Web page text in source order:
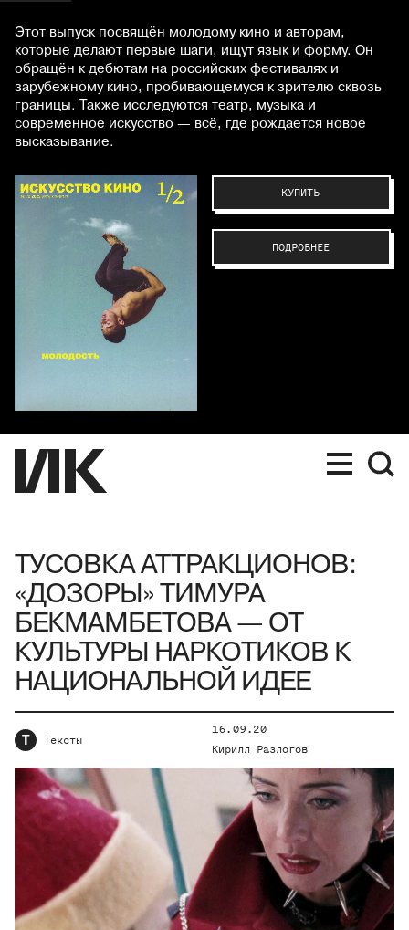
Этот выпуск посвящён молодому кино и авторам,
которые делают первые шаги, ищут язык и форму. Он
обращён к дебютам на российских фестивалях и
зарубежному кино, пробивающемуся к зрителю сквозь
границы. Также исследуются театр, музыка и
современное искусство — всё, где рождается новое
высказывание.
КУПИТЬ
ПОДРОБНЕЕ
ТУСОВКА АТТРАКЦИОНОВ:
«ДОЗОРЫ» ТИМУРА
БЕКМАМБЕТОВА — ОТ
КУЛЬТУРЫ НАРКОТИКОВ К
НАЦИОНАЛЬНОЙ ИДЕЕ
Т Тексты
16.09.20
Кирилл Разлогов